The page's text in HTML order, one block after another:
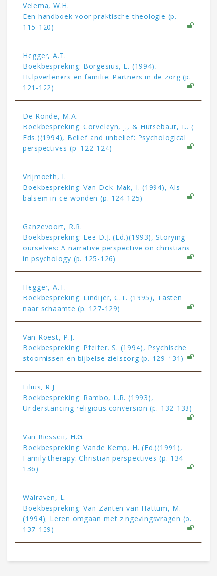
Velema, W.H.
Een handboek voor praktische theologie (p.
115-120)
Hegger, A.T.
Boekbespreking: Borgesius, E. (1994),
Hulpverleners en familie: Partners in de zorg (p.
121-122)
De Ronde, M.A.
Boekbespreking: Corveleyn, J., & Hutsebaut, D. (
Eds.)(1994), Belief and unbelief: Psychological
perspectives (p. 122-124)
Vrijmoeth, I.
Boekbespreking: Van Dok-Mak, I. (1994), Als
balsem in de wonden (p. 124-125)
Ganzevoort, R.R.
Boekbespreking: Lee D.J. (Ed.)(1993), Storying
ourselves: A narrative perspective on christians
in psychology (p. 125-126)
Hegger, A.T.
Boekbespreking: Lindijer, C.T. (1995), Tasten
naar schaamte (p. 127-129)
Van Roest, P.J.
Boekbespreking: Pfeifer, S. (1994), Psychische
stoornissen en bijbelse zielszorg (p. 129-131)
Filius, R.J.
Boekbespreking: Rambo, L.R. (1993),
Understanding religious conversion (p. 132-133)
Van Riessen, H.G.
Boekbespreking: Vande Kemp, H. (Ed.)(1991),
Family therapy: Christian perspectives (p. 134-
136)
Walraven, L.
Boekbespreking: Van Zanten-van Hattum, M.
(1994), Leren omgaan met zingevingsvragen (p.
137-139)